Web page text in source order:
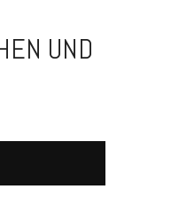
UND